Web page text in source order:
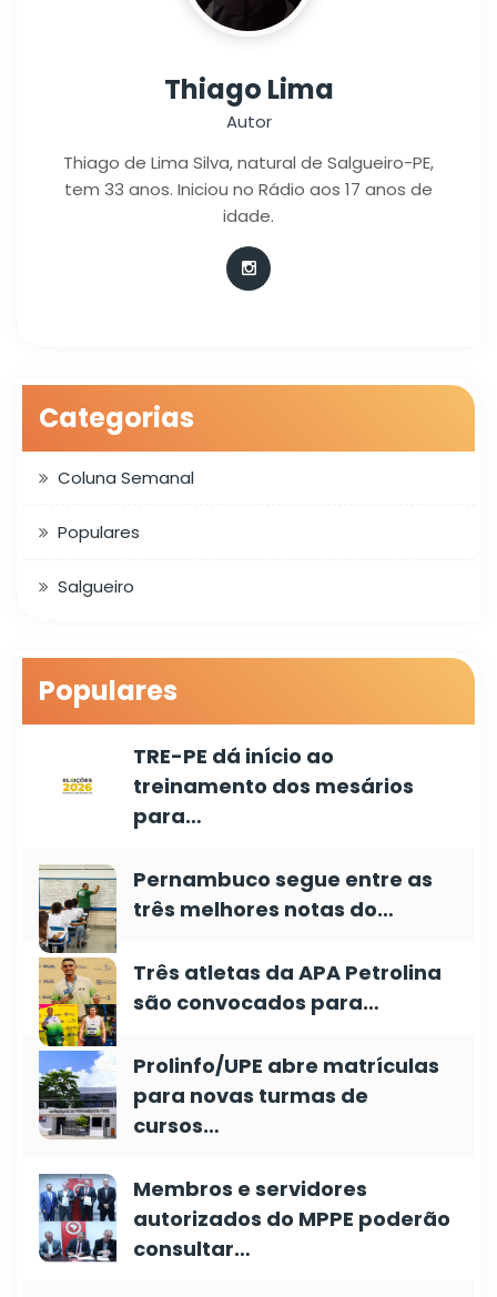
Thiago Lima
Autor
Thiago de Lima Silva, natural de Salgueiro-PE,
tem 33 anos. Iniciou no Rádio aos 17 anos de
idade.
Categorias
Coluna Semanal
Populares
Salgueiro
Populares
TRE-PE dá início ao
treinamento dos mesários
para…
Pernambuco segue entre as
três melhores notas do…
Três atletas da APA Petrolina
são convocados para…
Prolinfo/UPE abre matrículas
para novas turmas de
cursos…
Membros e servidores
autorizados do MPPE poderão
consultar…